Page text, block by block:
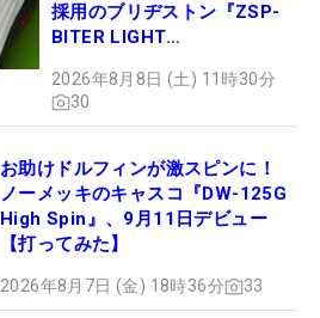
採用のブリヂストン『ZSP-
BITER LIGHT
ュー
2026年8月8日 (土) 11時30分
30
お助けドルフィンが激スピンに！
ノーメッキのキャスコ『DW-125G
High Spin』、9月11日デビュー
【打ってみた】
2026年8月7日 (金) 18時36分 33